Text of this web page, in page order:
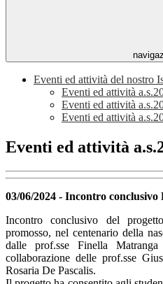
Eventi ed attività del nostro
Eventi ed attività
Eventi ed attività
Eventi ed attività
Eventi ed attività
03/06/2024 - Incontro
Incontro conclusivo del
promosso, nel centenario della
dalle prof.sse Finella
collaborazione delle prof.sse
Rosaria De Pascalis.